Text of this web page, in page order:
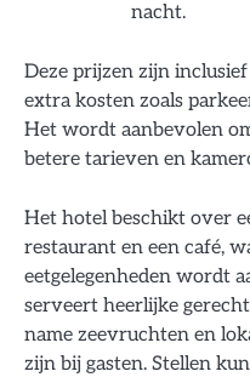
nacht.
Deze prijzen zijn
extra kosten zoals
Het wordt aanbevolen
betere tarieven en
Het hotel beschikt over
restaurant en een café,
eetgelegenheden wordt
serveert heerlijke
name zeevruchten en
zijn bij gasten. Stellen